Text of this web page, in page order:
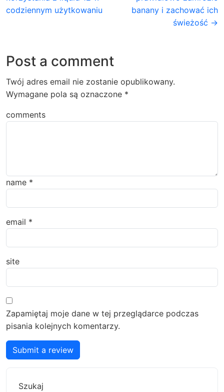
codziennym użytkowaniu
banany i zachować ich
świeżość →
Post a comment
Twój adres email nie zostanie opublikowany.
Wymagane pola są oznaczone *
comments
name *
email *
site
Zapamiętaj moje dane w tej przeglądarce podczas
pisania kolejnych komentarzy.
Submit a review
Szukaj